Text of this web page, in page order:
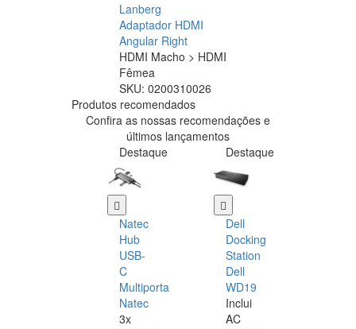
Lanberg
Adaptador HDMI
Angular Right
HDMI Macho > HDMI
Fêmea
SKU: 0200310026
Produtos recomendados
Confira as nossas recomendações e
últimos lançamentos
Destaque
Natec
Hub
USB-
C
Multiporta
Natec
3x
Destaque
Dell
Docking
Station
Dell
WD19
Inclui
AC